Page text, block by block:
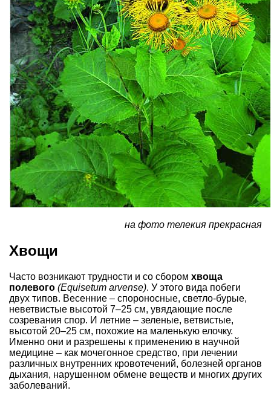
на фото телекия прекрасная
Хвощи
Часто возникают трудности и со сбором хвоща
полевого (Equisetum arvense). У этого вида побеги
двух типов. Весенние – спороносные, светло-бурые,
неветвистые высотой 7–25 см, увядающие после
созревания спор. И летние – зеленые, ветвистые,
высотой 20–25 см, похожие на маленькую елочку.
Именно они и разрешены к применению в научной
медицине – как мочегонное средство, при лечении
различных внутренних кровотечений, болезней органов
дыхания, нарушенном обмене веществ и многих других
заболеваний.